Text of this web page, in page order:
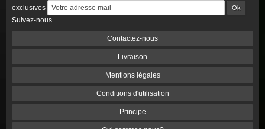
exclusives
Suivez-nous
Contactez-nous
Livraison
Mentions légales
Conditions d'utilisation
Principe